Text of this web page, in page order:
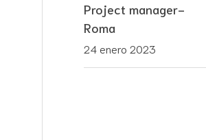
Project manager-
Roma
24 enero 2023